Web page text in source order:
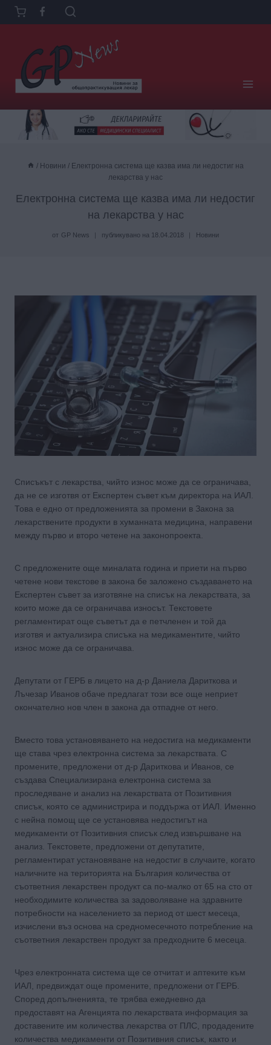
Към
съдържанието
/ Новини / Електронна система ще казва има ли недостиг на
лекарства у нас
Електронна система ще казва има ли недостиг
на лекарства у нас
от GP News публикувано на 18.04.2018 Новини
Списъкът с лекарства, чийто износ може да се ограничава,
да не се изготвя от Експертен съвет към директора на ИАЛ.
Това е едно от предложенията за промени в Закона за
лекарствените продукти в хуманната медицина, направени
между първо и второ четене на законопроекта.
С предложените още миналата година и приети на първо
четене нови текстове в закона бе заложено създаването на
Експертен съвет за изготвяне на списък на лекарствата, за
които може да се ограничава износът. Текстовете
регламентират още съветът да е петчленен и той да
изготвя и актуализира списъка на медикаментите, чийто
износ може да се ограничава.
Депутати от ГЕРБ в лицето на д-р Даниела Дариткова и
Лъчезар Иванов обаче предлагат този все още неприет
окончателно нов член в закона да отпадне от него.
Вместо това установяването на недостига на медикаменти
ще става чрез електронна система за лекарствата. С
промените, предложени от д-р Дариткова и Иванов, се
създава Специализирана електронна система за
проследяване и анализ на лекарствата от Позитивния
списък, която се администрира и поддържа от ИАЛ. Именно
с нейна помощ ще се установява недостигът на
медикаменти от Позитивния списък след извършване на
анализ. Текстовете, предложени от депутатите,
регламентират установяване на недостиг в случаите, когато
наличните на територията на България количества от
съответния лекарствен продукт са по-малко от 65 на сто от
необходимите количества за задоволяване на здравните
потребности на населението за период от шест месеца,
изчислени въз основа на средномесечното потребление на
съответния лекарствен продукт за предходните 6 месеца.
Чрез електронната система ще се отчитат и аптеките към
ИАЛ, предвиждат още промените, предложени от ГЕРБ.
Според допълненията, те трябва ежедневно да
предоставят на Агенцията по лекарствата информация за
доставените им количества лекарства от ПЛС, продадените
количества медикаменти от Позитивния списък, както и